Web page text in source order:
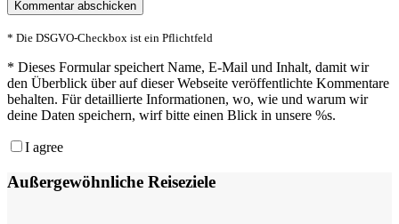
* Die DSGVO-Checkbox ist ein Pflichtfeld
* Dieses Formular speichert Name, E-Mail und Inhalt, damit wir
den Überblick über auf dieser Webseite veröffentlichte Kommentare
behalten. Für detaillierte Informationen, wo, wie und warum wir
deine Daten speichern, wirf bitte einen Blick in unsere %s.
I agree
Außergewöhnliche Reiseziele